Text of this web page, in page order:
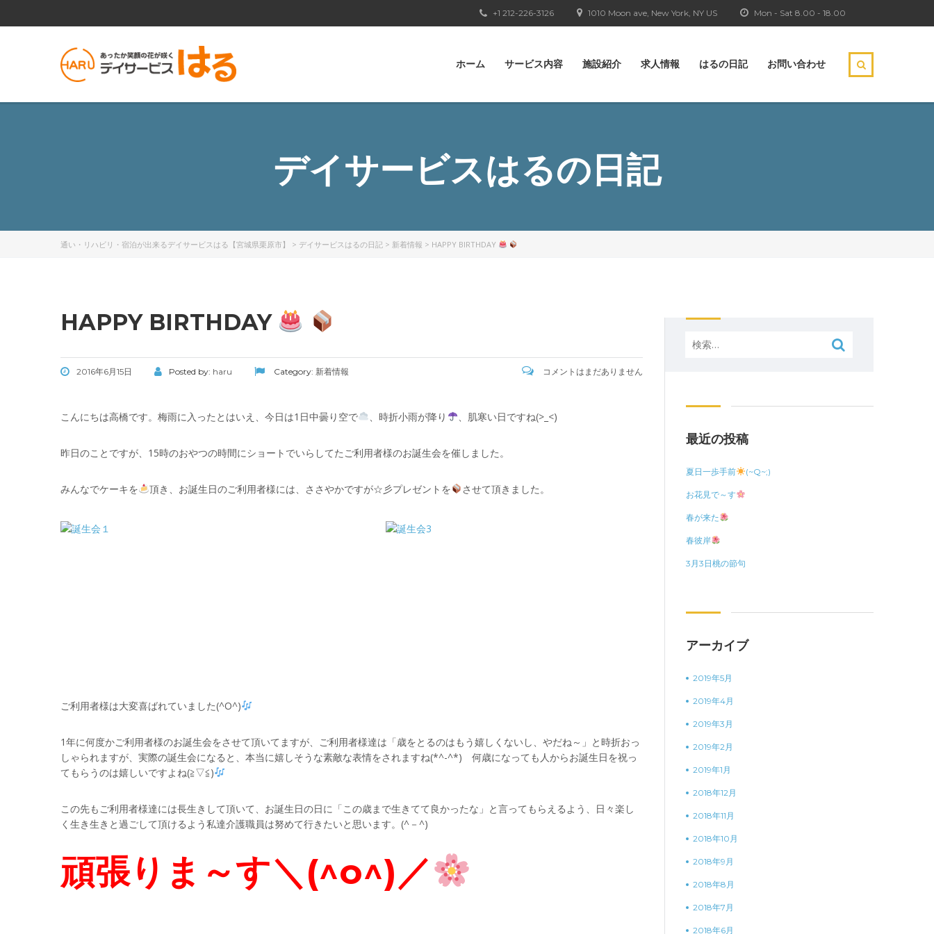
Mon - Sat 8.00 - 18.00
1010 Moon ave, New York, NY US
+1 212-226-3126
ホーム サービス内容 施設紹介 求人情報 はるの日記 お問い合わせ
デイサービスはるの日記
通い・リハビリ・宿泊が出来るデイサービスはる【宮城県栗原市】 > デイサービスはるの日記 > 新着情報 > HAPPY BIRTHDAY
HAPPY BIRTHDAY
2016年6月15日 Posted by: haru Category: 新着情報 コメントはまだありません
こんにちは高橋です。梅雨に入ったとはいえ、今日は1日中曇り空で 、時折小雨が降り 、肌寒い日ですね(>_<)
昨日のことですが、15時のおやつの時間にショートでいらしてたご利用者様のお誕生会を催しました。
みんなでケーキを 頂き、お誕生日のご利用者様には、ささやかですが☆彡プレゼントを させて頂きました。
ご利用者様は大変喜ばれていました(^O^)
1年に何度かご利用者様のお誕生会をさせて頂いてますが、ご利用者様達は「歳をとるのはもう嬉しくないし、やだね～」と時折おっ
しゃられますが、実際の誕生会になると、本当に嬉しそうな素敵な表情をされますね(*^-^*) 何歳になっても人からお誕生日を祝っ
てもらうのは嬉しいですよね(≧▽≦)
この先もご利用者様達には長生きして頂いて、お誕生日の日に「この歳まで生きてて良かったな」と言ってもらえるよう、日々楽し
く生き生きと過ごして頂けるよう私達介護職員は努めて行きたいと思います。(^－^)
頑張りま～す＼(^o^)／
検
索:
最近の投稿
夏日一歩手前 (~Q~;)
お花見で～す
春が来た
春彼岸
3月3日桃の節句
アーカイブ
2019年5月
2019年4月
2019年3月
2019年2月
2019年1月
2018年12月
2018年11月
2018年10月
2018年9月
2018年8月
2018年7月
2018年6月